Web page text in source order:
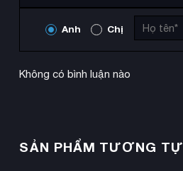
Anh Chị
Không có bình luận nào
SẢN PHẨM TƯƠNG TỰ